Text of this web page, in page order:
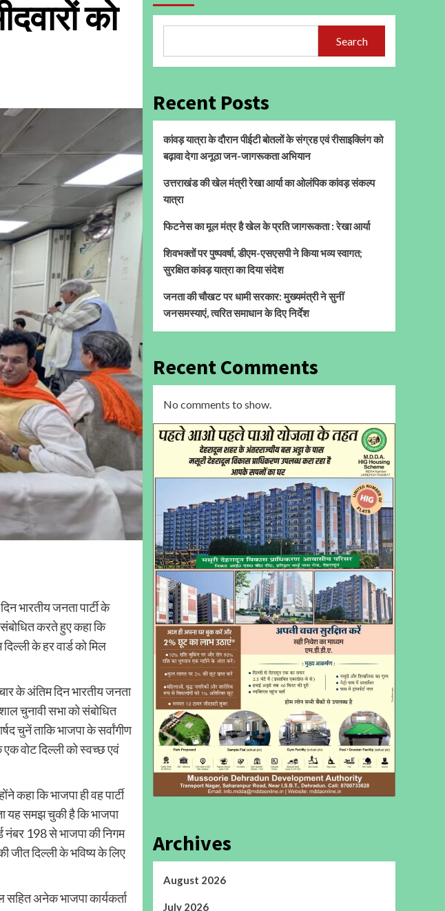
को
भारतीय जनता पार्टी के
करते हुए कहा कि
के हर वार्ड को मिल
के अंतिम दिन भारतीय जनता
चुनावी सभा को संबोधित
चुनें ताकि भाजपा के सर्वांगीण
वोट दिल्ली को स्वच्छ एवं
कहा कि भाजपा ही वह पार्टी
यह समझ चुकी है कि भाजपा
नंबर 198 से भाजपा की निगम
जीत दिल्ली के भविष्य के लिए
सहित अनेक भाजपा कार्यकर्ता
Search
Recent Posts
कांवड़ यात्रा के दौरान पीईटी बोतलों के संग्रह एवं रीसाइक्लिंग को
बढ़ावा देगा अनूठा जन-जागरूकता अभियान
उत्तराखंड की खेल मंत्री रेखा आर्या का ओलंपिक कांवड़ संकल्प
यात्रा
फिटनेस का मूल मंत्र है खेल के प्रति जागरूकता : रेखा आर्या
शिवभक्तों पर पुष्पवर्षा, डीएम-एसएसपी ने किया भव्य स्वागत;
सुरक्षित कांवड़ यात्रा का दिया संदेश
जनता की चौखट पर धामी सरकार: मुख्यमंत्री ने सुनीं
जनसमस्याएं, त्वरित समाधान के दिए निर्देश
Recent Comments
No comments to show.
Archives
August 2026
July 2026